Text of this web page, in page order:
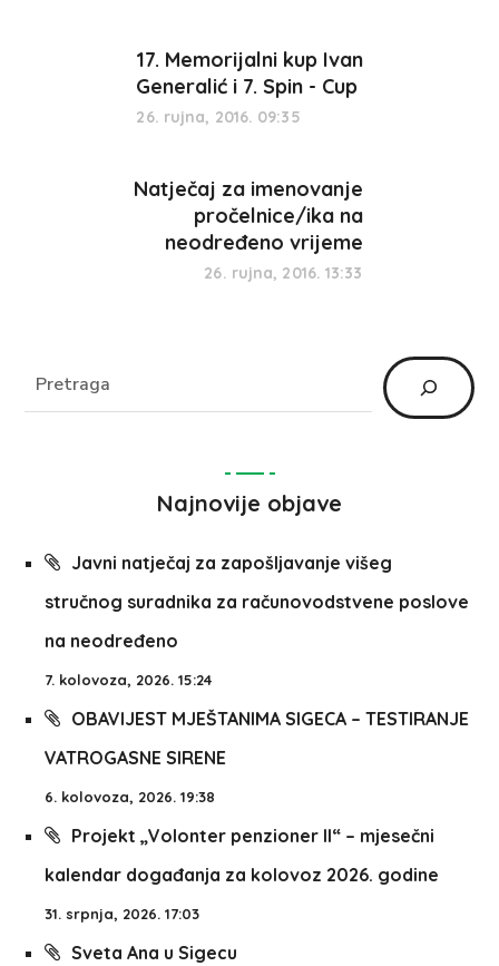
17. Memorijalni kup Ivan
Generalić i 7. Spin - Cup
26. rujna, 2016. 09:35
Natječaj za imenovanje
pročelnice/ika na
neodređeno vrijeme
26. rujna, 2016. 13:33
Najnovije objave
Javni natječaj za zapošljavanje višeg
stručnog suradnika za računovodstvene poslove
na neodređeno
7. kolovoza, 2026. 15:24
OBAVIJEST MJEŠTANIMA SIGECA – TESTIRANJE
VATROGASNE SIRENE
6. kolovoza, 2026. 19:38
Projekt „Volonter penzioner II“ – mjesečni
kalendar događanja za kolovoz 2026. godine
31. srpnja, 2026. 17:03
Sveta Ana u Sigecu